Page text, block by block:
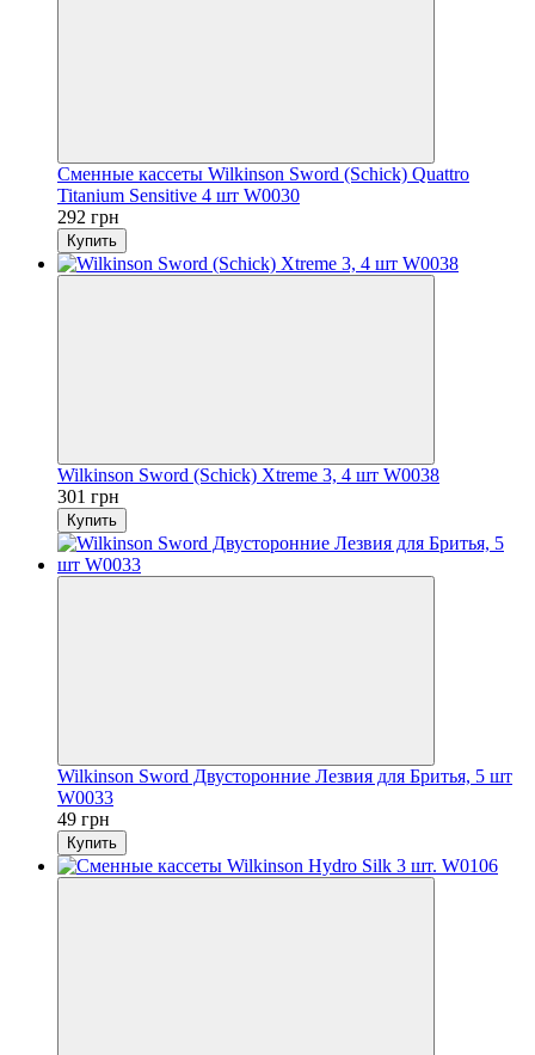
Сменные кассеты Wilkinson Sword (Schick) Quattro
Titanium Sensitive 4 шт W0030
292 грн
Купить
Wilkinson Sword (Schick) Xtreme 3, 4 шт W0038
301 грн
Купить
Wilkinson Sword Двусторонние Лезвия для Бритья, 5 шт
W0033
49 грн
Купить